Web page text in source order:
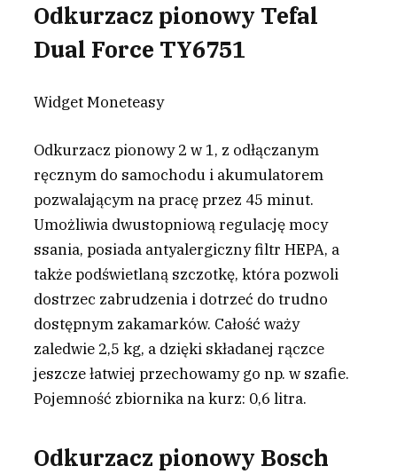
Odkurzacz pionowy Tefal
Dual Force TY6751
Widget Moneteasy
Odkurzacz pionowy 2 w 1, z odłączanym
ręcznym do samochodu i akumulatorem
pozwalającym na pracę przez 45 minut.
Umożliwia dwustopniową regulację mocy
ssania, posiada antyalergiczny filtr HEPA, a
także podświetlaną szczotkę, która pozwoli
dostrzec zabrudzenia i dotrzeć do trudno
dostępnym zakamarków. Całość waży
zaledwie 2,5 kg, a dzięki składanej rączce
jeszcze łatwiej przechowamy go np. w szafie.
Pojemność zbiornika na kurz: 0,6 litra.
Odkurzacz pionowy Bosch